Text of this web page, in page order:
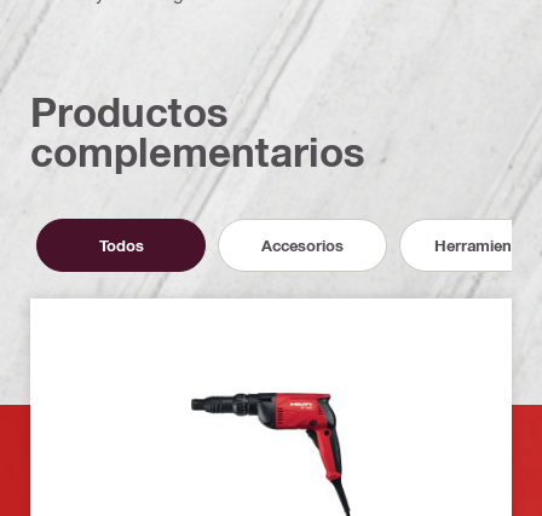
Productos
complementarios
Todos Accesorios Herramientas